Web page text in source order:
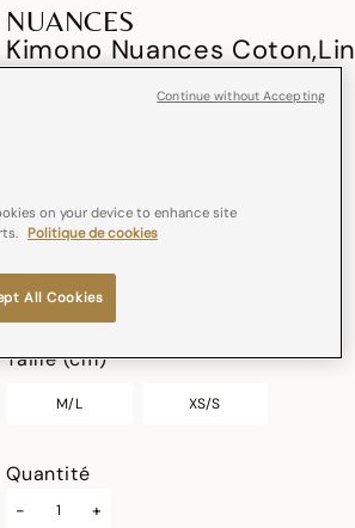
NUANCES
Kimono Nuances Coton,Lin
Couleurs :Blanc
sélectionné
Taille (cm)
M/L XS/S
Quantité
- +
on your device to enhance site
Politique de cookies
All Cookies
Continue without Accepting